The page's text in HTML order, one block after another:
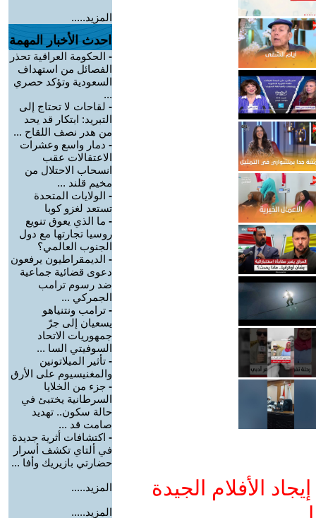
الأفلام الجيدة
المزيد.....
احدث الأخبار المهمة
- الحكومة العراقية تحذر
الفصائل من استهداف
السعودية وتؤكد حصري
...
- لقاحات لا تحتاج إلى
التبريد: ابتكار قد يحد
من هدر نصف اللقاح ...
- دمار واسع وعشرات
الاعتقالات عقب
انسحاب الاحتلال من
مخيم قلند ...
- الولايات المتحدة
تستعد لغزو كوبا
- ما الذي يعوق تنويع
روسيا تجارتها مع دول
الجنوب العالمي؟
- الديمقراطيون يرفعون
دعوى قضائية جماعية
ضد رسوم ترامب
الجمركي ...
- ترامب ونتنياهو
يسعيان إلى جرّ
جمهوريات الاتحاد
السوفيتي السا ...
- تأثير الميلاتونين
والمغنيسيوم على الأرق
- جزء من الخلايا
السرطانية يختبئ في
حالة سكون.. تهديد
صامت قد ...
- اكتشافات أثرية جديدة
في ألتاي تكشف أسرار
حضارتي بازيريك وأفا ...
المزيد.....
المزيد.....